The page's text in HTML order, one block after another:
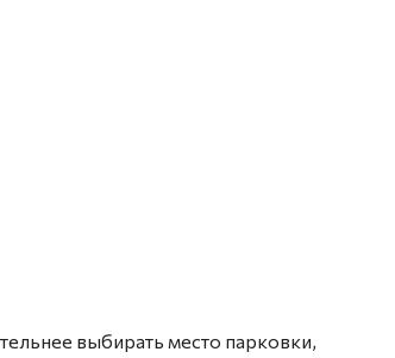
выбирать место парковки,